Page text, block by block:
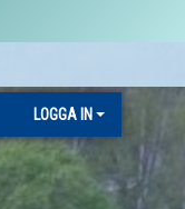
LOGGA IN